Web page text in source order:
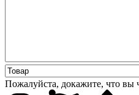
Пожалуйста, докажите, что вы